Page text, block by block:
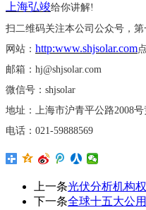
上海弘竣给你讲解!
扫二维码关注本公司公众号，第
网站： http:www.shjsolar.com
邮箱： hj@shjsolar.com
微信号： shjsolar
地址：上海市沪青平公路2008
电话： 021-59888569
上一条光伏分析机构
下一条全球十五大公